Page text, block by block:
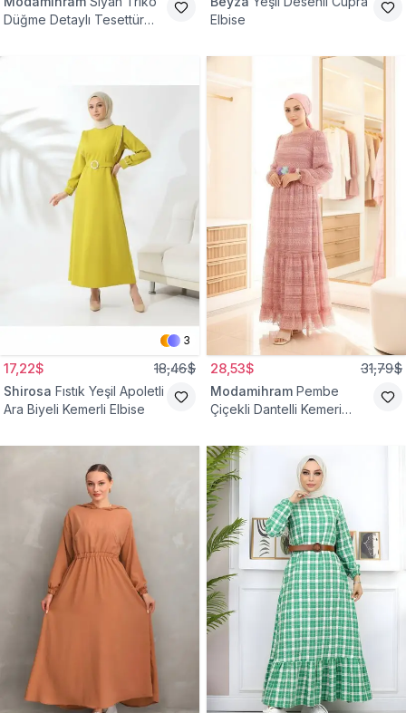
Düğme Detaylı Tesettür
Elbise
3
17,22$ 18,46$
Shirosa Fıstık Yeşil Apoletli
Ara Biyeli Kemerli Elbise
28,53$ 31,79$
Modamihram Pembe
Çiçekli Dantelli Kemeri